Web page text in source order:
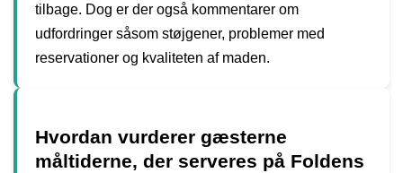
tilbage. Dog er der også kommentarer om
udfordringer såsom støjgener, problemer med
reservationer og kvaliteten af maden.
Hvordan vurderer gæsterne
måltiderne, der serveres på Foldens